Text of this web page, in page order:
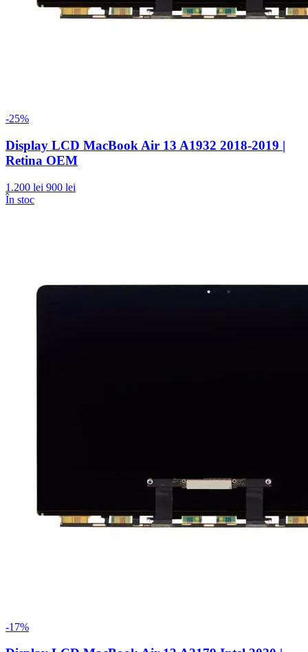
-25%
Display LCD MacBook Air 13 A1932 2018-2019 |
Retina OEM
1.200 lei 900 lei
În stoc
-17%